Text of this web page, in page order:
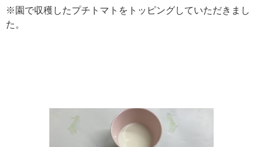
※園で収穫したプチトマトをトッピングしていただきまし
た。